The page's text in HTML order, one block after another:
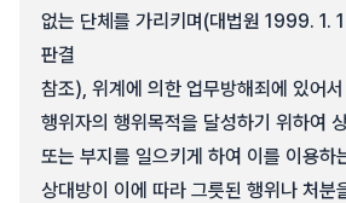
없는 단체를 가리키며(대법원 1999.
판결
참조), 위계에 의한 업무방해죄에 있어
행위자의 행위목적을 달성하기 위하여
또는 부지를 일으키게 하여 이를 이용하
상대방이 이에 따라 그릇된 행위나 처분